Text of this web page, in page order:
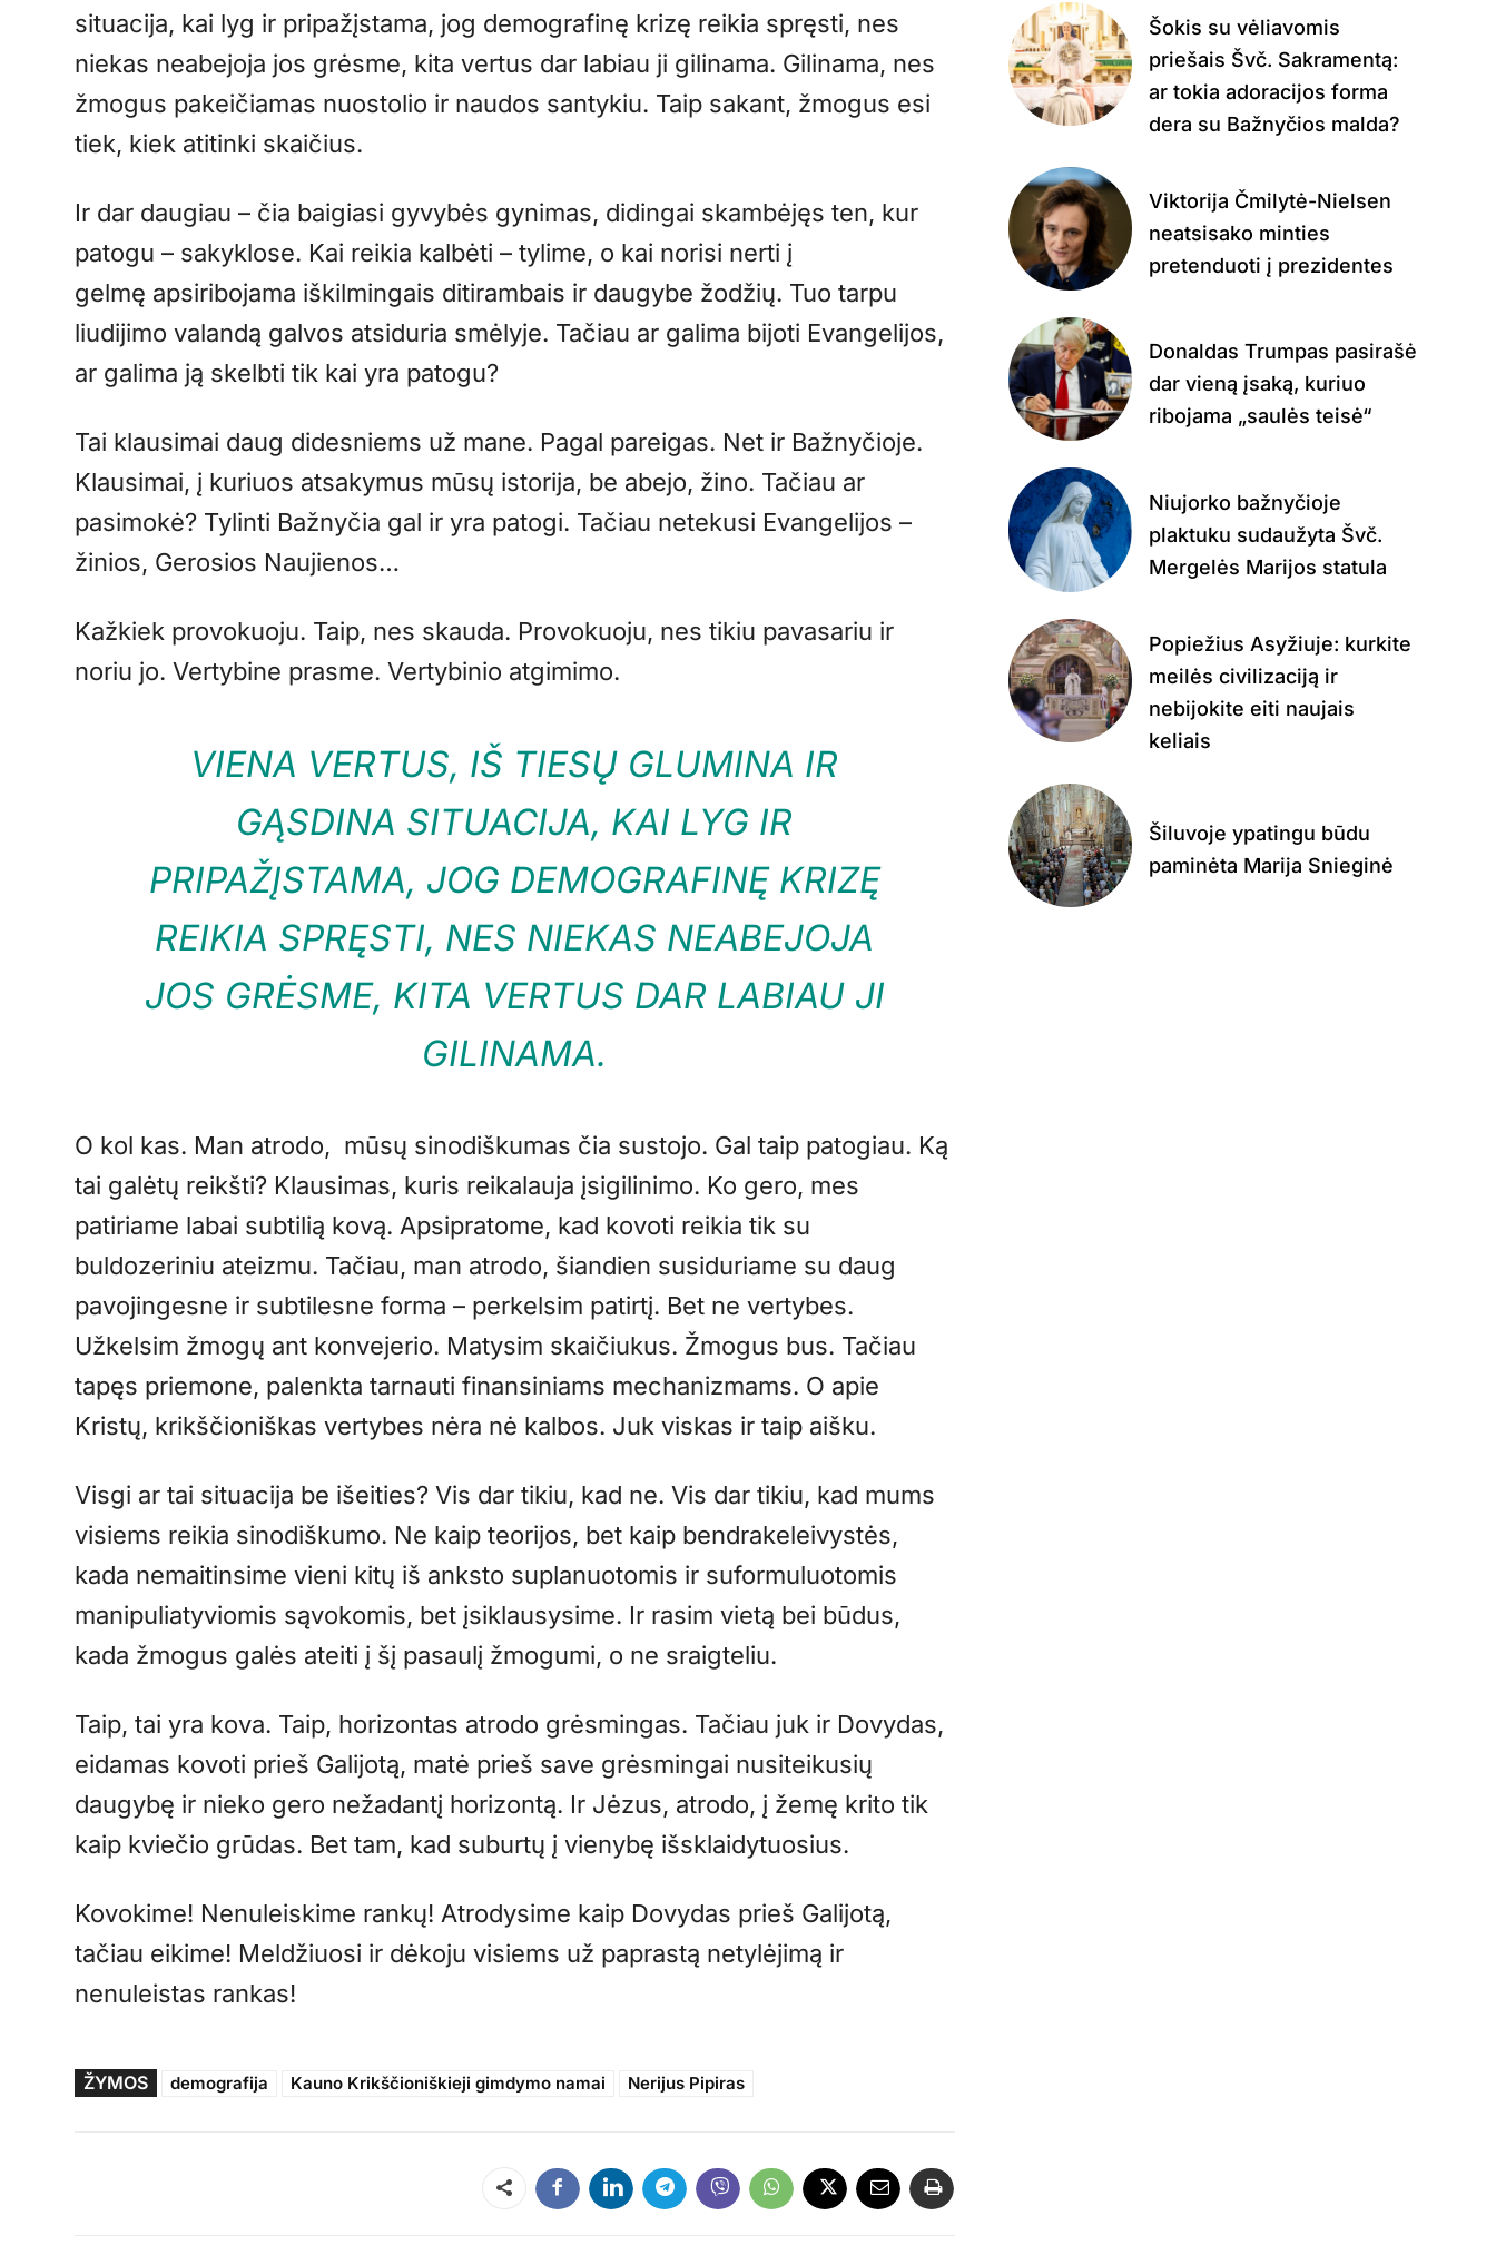
situacija, kai lyg ir pripažįstama, jog demografinę krizę reikia spręsti, nes
niekas neabejoja jos grėsme, kita vertus dar labiau ji gilinama. Gilinama, nes
žmogus pakeičiamas nuostolio ir naudos santykiu. Taip sakant, žmogus esi
tiek, kiek atitinki skaičius.
Ir dar daugiau – čia baigiasi gyvybės gynimas, didingai skambėjęs ten, kur
patogu – sakyklose. Kai reikia kalbėti – tylime, o kai norisi nerti į
gelmę apsiribojama iškilmingais ditirambais ir daugybe žodžių. Tuo tarpu
liudijimo valandą galvos atsiduria smėlyje. Tačiau ar galima bijoti Evangelijos,
ar galima ją skelbti tik kai yra patogu?
Tai klausimai daug didesniems už mane. Pagal pareigas. Net ir Bažnyčioje.
Klausimai, į kuriuos atsakymus mūsų istorija, be abejo, žino. Tačiau ar
pasimokė? Tylinti Bažnyčia gal ir yra patogi. Tačiau netekusi Evangelijos –
žinios, Gerosios Naujienos…
Kažkiek provokuoju. Taip, nes skauda. Provokuoju, nes tikiu pavasariu ir
noriu jo. Vertybine prasme. Vertybinio atgimimo.
VIENA VERTUS, IŠ TIESŲ GLUMINA IR
GĄSDINA SITUACIJA, KAI LYG IR
PRIPAŽĮSTAMA, JOG DEMOGRAFINĘ KRIZĘ
REIKIA SPRĘSTI, NES NIEKAS NEABEJOJA
JOS GRĖSME, KITA VERTUS DAR LABIAU JI
GILINAMA.
O kol kas. Man atrodo, mūsų sinodiškumas čia sustojo. Gal taip patogiau. Ką
tai galėtų reikšti? Klausimas, kuris reikalauja įsigilinimo. Ko gero, mes
patiriame labai subtilią kovą. Apsipratome, kad kovoti reikia tik su
buldozeriniu ateizmu. Tačiau, man atrodo, šiandien susiduriame su daug
pavojingesne ir subtilesne forma – perkelsim patirtį. Bet ne vertybes.
Užkelsim žmogų ant konvejerio. Matysim skaičiukus. Žmogus bus. Tačiau
tapęs priemone, palenkta tarnauti finansiniams mechanizmams. O apie
Kristų, krikščioniškas vertybes nėra nė kalbos. Juk viskas ir taip aišku.
Visgi ar tai situacija be išeities? Vis dar tikiu, kad ne. Vis dar tikiu, kad mums
visiems reikia sinodiškumo. Ne kaip teorijos, bet kaip bendrakeleivystės,
kada nemaitinsime vieni kitų iš anksto suplanuotomis ir suformuluotomis
manipuliatyviomis sąvokomis, bet įsiklausysime. Ir rasim vietą bei būdus,
kada žmogus galės ateiti į šį pasaulį žmogumi, o ne sraigteliu.
Taip, tai yra kova. Taip, horizontas atrodo grėsmingas. Tačiau juk ir Dovydas,
eidamas kovoti prieš Galijotą, matė prieš save grėsmingai nusiteikusių
daugybę ir nieko gero nežadantį horizontą. Ir Jėzus, atrodo, į žemę krito tik
kaip kviečio grūdas. Bet tam, kad suburtų į vienybę išsklaidytuosius.
Kovokime! Nenuleiskime rankų! Atrodysime kaip Dovydas prieš Galijotą,
tačiau eikime! Meldžiuosi ir dėkoju visiems už paprastą netylėjimą ir
nenuleistas rankas!
ŽYMOS demografija Kauno Krikščioniškieji gimdymo namai Nerijus Pipiras
Dalintis
Šokis su vėliavomis
priešais Švč. Sakramentą:
ar tokia adoracijos forma
dera su Bažnyčios malda?
Viktorija Čmilytė-Nielsen
neatsisako minties
pretenduoti į prezidentes
Donaldas Trumpas pasirašė
dar vieną įsaką, kuriuo
ribojama „saulės teisė“
Niujorko bažnyčioje
plaktuku sudaužyta Švč.
Mergelės Marijos statula
Popiežius Asyžiuje: kurkite
meilės civilizaciją ir
nebijokite eiti naujais
keliais
Šiluvoje ypatingu būdu
paminėta Marija Snieginė